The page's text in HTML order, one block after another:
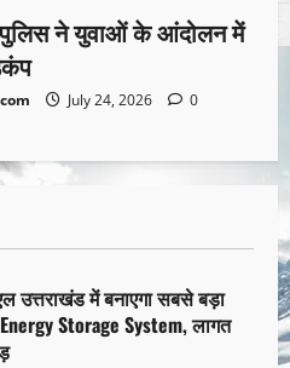
पुलिस ने युवाओं के आंदोलन में
July 24, 2026
0
उत्तराखंड में बनाएगा सबसे बड़ा
Storage System, लागत